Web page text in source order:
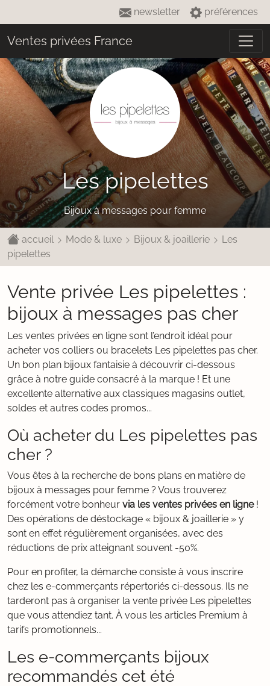
newsletter préférences
Ventes privées France
Les pipelettes
Bijoux à messages pour femme
accueil Mode & luxe Bijoux & joaillerie
Les
pipelettes
Vente privée Les pipelettes :
bijoux à messages pas cher
Les ventes privées en ligne sont l’endroit idéal pour
acheter vos colliers ou bracelets Les pipelettes pas cher.
Un bon plan bijoux fantaisie à découvrir ci-dessous
grâce à notre guide consacré à la marque ! Et une
excellente alternative aux classiques magasins outlet,
soldes et autres codes promos...
Où acheter du Les pipelettes pas
cher ?
Vous êtes à la recherche de bons plans en matière de
bijoux à messages pour femme ? Vous trouverez
forcément votre bonheur via les ventes privées en ligne!
Des opérations de déstockage « bijoux & joaillerie » y
sont en effet régulièrement organisées, avec des
réductions de prix atteignant souvent -50%.
Pour en profiter, la démarche consiste à vous inscrire
chez les e-commerçants répertoriés ci-dessous. Ils ne
tarderont pas à organiser la vente privée Les pipelettes
que vous attendiez tant. À vous les articles Premium à
tarifs promotionnels...
Les e-commerçants bijoux
recommandés cet été